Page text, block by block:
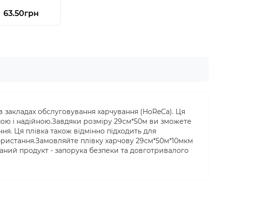
63.50грн
обслуговування харчування (HoReCa). Ця
і надійною.Завдяки розміру 29см*50м ви зможете
Ця плівка також відмінно підходить для
плівку харчову 29см*50м*10мкм
продукт - запорука безпеки та довготривалого